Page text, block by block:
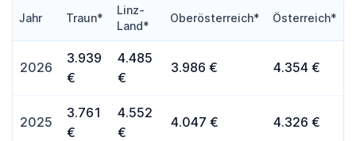
Jahr Traun*
Linz-
Land*
Oberösterreich* Österreich*
2026
3.939
€
4.485
€
3.986 € 4.354 €
2025
3.761
€
4.552
€
4.047 € 4.326 €